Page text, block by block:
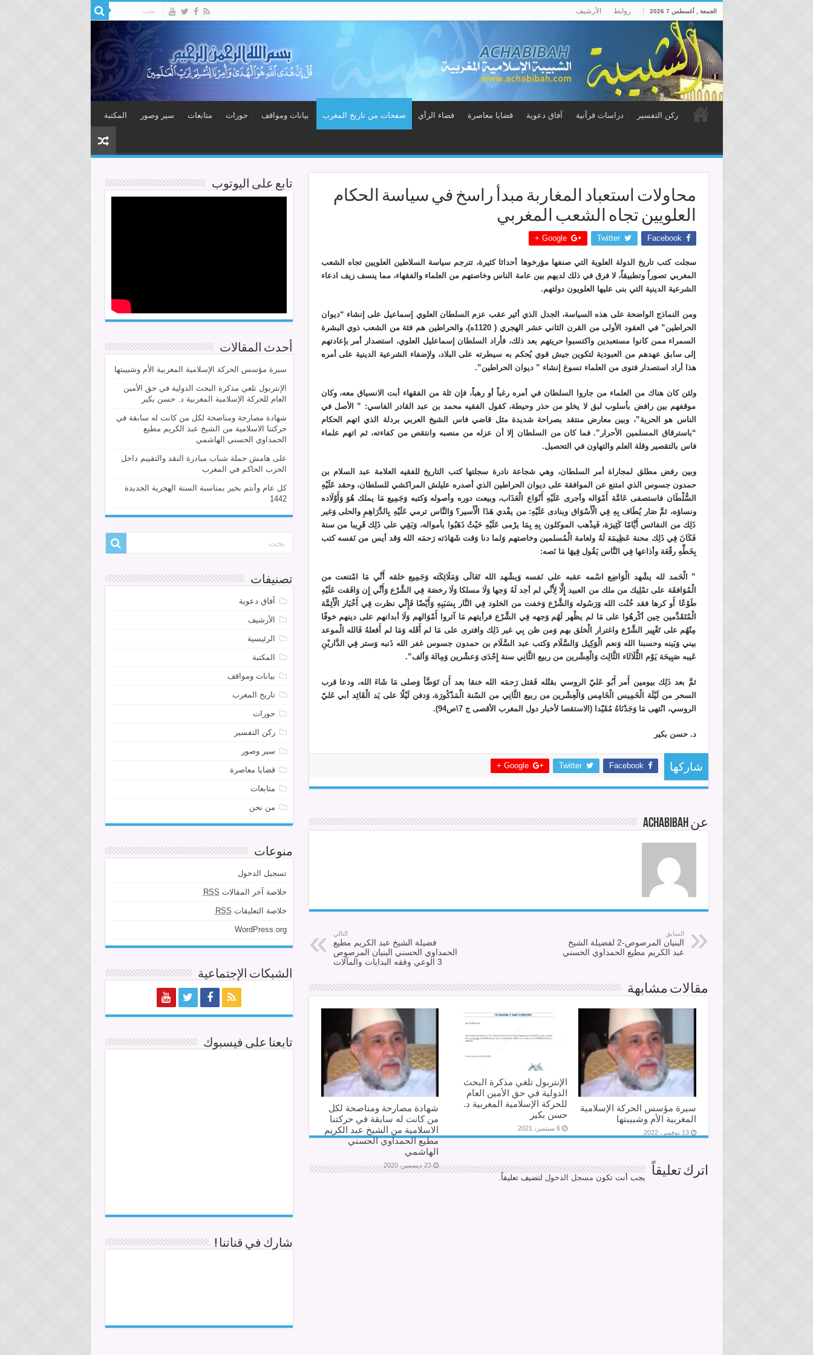
الجمعة , أغسطس 7 2026 روابط الأرشيف
ركن التفسير دراسات قرآنية آفاق دعوية قضايا معاصرة فضاء الرأي صفحات من تاريخ المغرب بيانات ومواقف حورات متابعات سير وصور المكتبة
محاولات استعباد المغاربة مبدأ راسخ في سياسة الحكام
العلويين تجاه الشعب المغربي
Facebook
Twitter
Google +
سجلت كتب تاريخ الدولة العلوية التي صنفها مؤرخوها أحداثا كثيرة، تترجم سياسة السلاطين العلويين تجاه الشعب
المغربي تصوراً وتطبيقاً، لا فرق في ذلك لديهم بين عامة الناس وخاصتهم من العلماء والفقهاء، مما ينسف زيف ادعاء
الشرعية الدينية التي بنى عليها العلويون دولتهم.
ومن النماذج الواضحة على هذه السياسة، الجدل الذي أثير عقب عزم السلطان العلوي إسماعيل على إنشاء “ديوان
الحراطين” في العقود الأولى من القرن الثاني عشر الهجري ( 1120ه)، والحراطين هم فئة من الشعب ذوي البشرة
السمراء ممن كانوا مستعبدين واكتسبوا حريتهم بعد ذلك، فأراد السلطان إسماعليل العلوي، استصدار أمر بإعادتهم
إلى سابق عهدهم من العبودية لتكوين جيش قوي يُحكم به سيطرته على البلاد، ولإضفاء الشرعية الدينية على أمره
هذا أراد استصدار فتوى من العلماء تسوغ إنشاء ” ديوان الحراطين”.
ولئن كان هناك من العلماء من جاروا السلطان في أمره رغباً أو رهباً، فإن ثلة من الفقهاء أبت الانسياق معه، وكان
موقفهم بين رافض بأسلوب لبق لا يخلو من حذر وحيطة، كقول الفقيه محمد بن عبد القادر الفاسي: ” الأصل في
الناس هو الحرية”، وبين معارض منتقد بصراحة شديدة مثل قاضي فاس الشيخ العربي بردلة الذي اتهم الحكام
“باسترقاق المسلمين الأحرار”. فما كان من السلطان إلا أن عزله من منصبه وانتقص من كفاءته، ثم اتهم علماء
فاس بالتقصير وقلة العلم والتهاون في التحصيل.
وبين رفض مطلق لمجاراة أمر السلطان، وهي شجاعة نادرة سجلتها كتب التاريخ للفقيه العلامة عبد السلام بن
حمدون جسوس الذي امتنع عن الموافقة على ديوان الحراطين الذي أصدره عليلش المراكشي للسلطان، وحقد عَلَيْهِ
السُّلْطَان فاستصفى عَامَّة أَمْوَاله وأجرى عَلَيْهِ أَنْوَاع الْعَذَاب، وبيعت دوره وأصوله وَكتبه وَجَمِيع مَا يملك هُوَ وَأَوْلَاده
ونساؤه، ثمَّ صَار يُطَاف بِهِ فِي الْأَسْوَاق وينادى عَلَيْهِ: من يفْدي هَذَا الْأَسير؟ وَالنَّاس ترمي عَلَيْهِ بِالدَّرَاهِمِ والحلى وَغير
ذَلِك من النفائس أَيَّامًا كَثِيرَة، فَيذْهب الموكلون بِهِ بِمَا يرْمى عَلَيْهِ حَيْثُ ذَهَبُوا بأمواله، وَبَقِي على ذَلِك قَرِيبا من سنة
فَكَانَ فِي ذَلِك محنة عَظِيمَة لَهُ ولعامة الْمُسلمين وخاصتهم وَلما دنا وَقت شَهَادَته رَحمَه الله وَقد أيس من نَفسه كتب
بِخَطِّهِ رقْعَة وأذاعها فِي النَّاس يَقُول فِيهَا مَا نَصه:
” الْحَمد لله يشْهد الْوَاضِع اسْمه عقبه على نَفسه وَيشْهد الله تَعَالَى وَمَلَائِكَته وَجَمِيع خلقه أَنِّي مَا امْتنعت من
الْمُوَافقَة على تمْلِيك من ملك من العبيد إِلَّا لِأَنِّي لم أجد لَهُ وَجها وَلَا مسلكا وَلَا رخصَة فِي الشَّرْع وَأَنِّي إِن وَافَقت عَلَيْهِ
طَوْعًا أَو كرها فقد خُنْت الله وَرَسُوله وَالشَّرْع وَخفت من الخلود فِي النَّار بِسَبَبِهِ وَأَيْضًا فَإِنِّي نظرت فِي أَخْبَار الْأَئِمَّة
الْمُتَقَدِّمين حِين أكْرهُوا على مَا لم يظْهر لَهُم وَجهه فِي الشَّرْع فرأيتهم مَا آثروا أَمْوَالهم وَلَا أبدانهم على دينهم خوفًا
مِنْهُم على تَغْيِير الشَّرْع واغترار الْخلق بهم وَمن ظن بِي غير ذَلِك وافترى على مَا لم أَقَله وَمَا لم أَفعلهُ فَالله الْموعد
بيني وَبَينه وحسبنا الله وَنعم الْوَكِيل وَالسَّلَام وَكتب عبد السَّلَام بن حمدون جسوس غفر الله ذَنبه وَستر فِي الدَّاريْنِ
عَيبه صَبِيحَة يَوْم الثُّلَاثَاء الثَّالِث وَالْعِشْرين من ربيع الثَّانِي سنة إِحْدَى وَعشْرين وَمِائَة وَألف”.
ثمَّ بعد ذَلِك بيومين أَمر أَبُو عَليّ الروسي بقتْله فَقتل رَحمَه الله خنقا بعد أَن تَوَضَّأ وَصلى مَا شَاءَ الله، ودعا قرب
السحر من لَيْلَة الْخَمِيس الْخَامِس وَالْعِشْرين من ربيع الثَّانِي من السّنة الْمَذْكُورَة، وَدفن لَيْلًا على يَد الْقَائِد أبي عَليّ
الروسي، انْتهى مَا وَجَدْنَاهُ مُقَيّدا (الاستقصا لأخبار دول المغرب الأقصى ج 7\ص94).
د. حسن بكير
شاركها Facebook
Twitter
Google +
عن achabibah
السابق
البنيان المرصوص-2 لفضيلة الشيخ
عبد الكريم مطيع الحمداوي الحسني
التالي
فضيلة الشيخ عبد الكريم مطيع
الحمداوي الحسني البنيان المرصوص
3 الوعي وفقه البدايات والمآلات
مقالات مشابهة
سيرة مؤسس الحركة الإسلامية
المغربية الأم وشبيبتها
13 نوفمبر، 2022
الإنتربول تلغي مذكرة البحث
الدولية في حق الأمين العام
للحركة الإسلامية المغربية د.
حسن بكير
6 سبتمبر، 2021
شهادة مصارحة ومناصحة لكل
من كانت له سابقة في حركتنا
الاسلامية من الشيخ عبد الكريم
مطيع الحمداوي الحسني
الهاشمي
23 ديسمبر، 2020 اترك تعليقاً يجب أنت تكون مسجل الدخول لتضيف تعليقاً.
تابع على اليوتوب
أحدث المقالات
سيرة مؤسس الحركة الإسلامية المغربية الأم وشبيبتها
الإنتربول تلغي مذكرة البحث الدولية في حق الأمين
العام للحركة الإسلامية المغربية د. حسن بكير
شهادة مصارحة ومناصحة لكل من كانت له سابقة في
حركتنا الاسلامية من الشيخ عبد الكريم مطيع
الحمداوي الحسني الهاشمي
على هامش حملة شباب مبادرة النقد والتقييم داخل
الحزب الحاكم في المغرب
كل عام وأنتم بخير بمناسبة السنة الهجرية الجديدة
1442
تصنيفات
آفاق دعوية
الأرشيف
الرئيسية
المكتبة
بيانات ومواقف
تاريخ المغرب
حورات
ركن التفسير
سير وصور
قضايا معاصرة
متابعات
من نحن
منوعات
تسجيل الدخول
خلاصة آخر المقالات RSS
خلاصة التعليقات RSS
WordPress.org
الشبكات الإجتماعية
تابعنا على فيسبوك
شارك في قناتنا !